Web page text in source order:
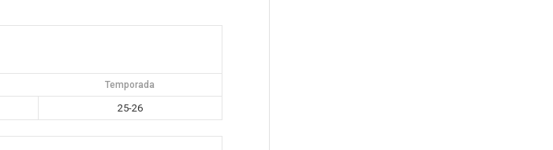
Temporada
25-26